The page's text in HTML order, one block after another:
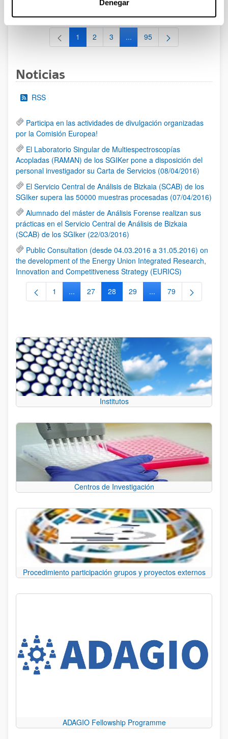
Denegar
al 30/07/2026 (ambos incluídos)
Página
1 Página
2 Página
3 ...Páginas intermedias Use TAB
Página
95
Noticias
RSS
Participa en las actividades de divulgación organizadas
por la Comisión Europea!
El Laboratorio Singular de Multiespectroscopías
Acopladas (RAMAN) de los SGIKer pone a disposición del
personal investigador su Carta de Servicios (08/04/2016)
El Servicio Central de Análisis de Bizkaia (SCAB) de los
SGIker supera las 50000 muestras procesadas (07/04/2016)
Alumnado del máster de Análisis Forense realizan sus
prácticas en el Servicio Central de Análisis de Bizkaia
(SCAB) de los SGIker (22/03/2016)
Public Consultation (desde 04.03.2016 a 31.05.2016) on
the development of the Energy Union Integrated Research,
Innovation and Competitiveness Strategy (EURICS)
Página
1 ...Páginas intermedias Use TAB para desplazarse.
Página
27 Página
28 Página
29 ...Páginas intermedias
Página
79
Institutos
Centros de Investigación
Procedimiento participación grupos y proyectos externos
ADAGIO Fellowship Programme